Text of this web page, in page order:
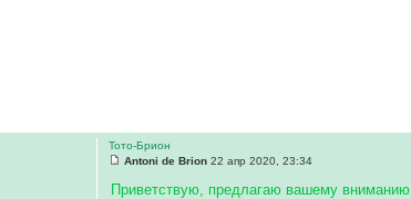
Тото-Брион
Antoni de Brion 22 апр 2020, 23:34
Приветствую, предлагаю вашему